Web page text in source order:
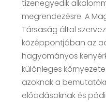
tizenegyedik
megrendezésre. A
Társaság által
középpontjában az
hagyományos
különleges
azoknak a
előadásoknak és